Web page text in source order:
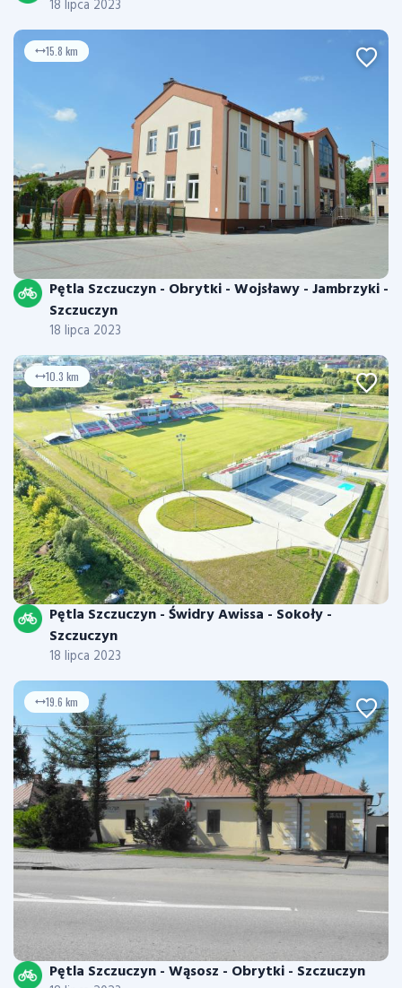
18 lipca 2023
15.8 km
Pętla Szczuczyn - Obrytki - Wojsławy - Jambrzyki -
Szczuczyn
18 lipca 2023
10.3 km
Pętla Szczuczyn - Świdry Awissa - Sokoły -
Szczuczyn
18 lipca 2023
19.6 km
Pętla Szczuczyn - Wąsosz - Obrytki - Szczuczyn